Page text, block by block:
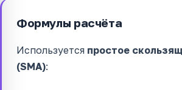
Формулы расчёта
Используется простое
(SMA):